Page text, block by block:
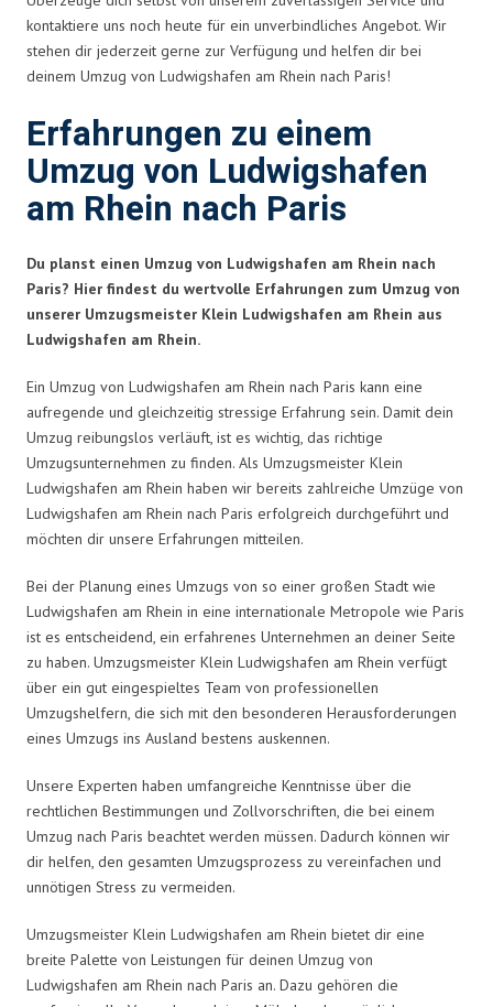
kontaktiere uns noch heute für ein unverbindliches Angebot. Wir
stehen dir jederzeit gerne zur Verfügung und helfen dir bei
deinem Umzug von Ludwigshafen am Rhein nach Paris!
Erfahrungen zu einem
Umzug von Ludwigshafen
am Rhein nach Paris
Du planst einen Umzug von Ludwigshafen am Rhein nach
Paris? Hier findest du wertvolle Erfahrungen zum Umzug von
unserer Umzugsmeister Klein Ludwigshafen am Rhein aus
Ludwigshafen am Rhein.
Ein Umzug von Ludwigshafen am Rhein nach Paris kann eine
aufregende und gleichzeitig stressige Erfahrung sein. Damit dein
Umzug reibungslos verläuft, ist es wichtig, das richtige
Umzugsunternehmen zu finden. Als Umzugsmeister Klein
Ludwigshafen am Rhein haben wir bereits zahlreiche Umzüge von
Ludwigshafen am Rhein nach Paris erfolgreich durchgeführt und
möchten dir unsere Erfahrungen mitteilen.
Bei der Planung eines Umzugs von so einer großen Stadt wie
Ludwigshafen am Rhein in eine internationale Metropole wie Paris
ist es entscheidend, ein erfahrenes Unternehmen an deiner Seite
zu haben. Umzugsmeister Klein Ludwigshafen am Rhein verfügt
über ein gut eingespieltes Team von professionellen
Umzugshelfern, die sich mit den besonderen Herausforderungen
eines Umzugs ins Ausland bestens auskennen.
Unsere Experten haben umfangreiche Kenntnisse über die
rechtlichen Bestimmungen und Zollvorschriften, die bei einem
Umzug nach Paris beachtet werden müssen. Dadurch können wir
dir helfen, den gesamten Umzugsprozess zu vereinfachen und
unnötigen Stress zu vermeiden.
Umzugsmeister Klein Ludwigshafen am Rhein bietet dir eine
breite Palette von Leistungen für deinen Umzug von
Ludwigshafen am Rhein nach Paris an. Dazu gehören die